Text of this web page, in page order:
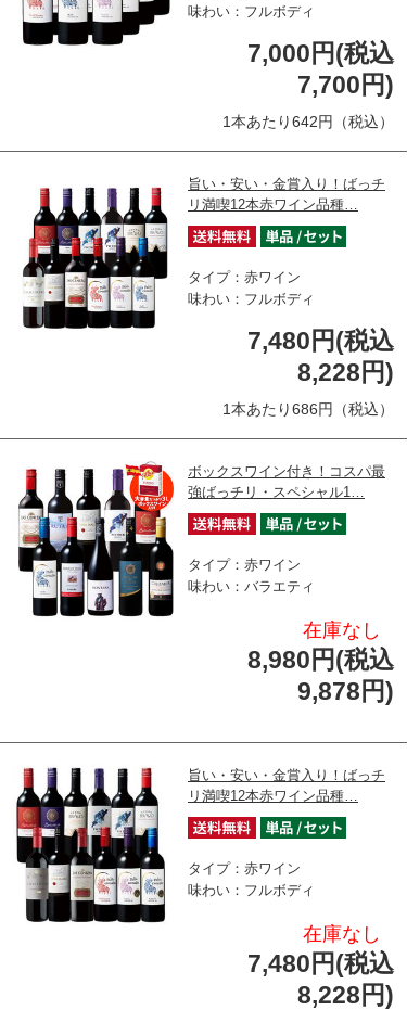
味わい：フルボディ
7,000円(税込
7,700円)
1本あたり642円（税込）
旨い・安い・金賞入り！ばっチ
リ満喫12本赤ワイン品種…
タイプ：赤ワイン
味わい：フルボディ
7,480円(税込
8,228円)
1本あたり686円（税込）
ボックスワイン付き！コスパ最
強ばっチリ・スペシャル1…
タイプ：赤ワイン
味わい：バラエティ
在庫なし
8,980円(税込
9,878円)
旨い・安い・金賞入り！ばっチ
リ満喫12本赤ワイン品種…
タイプ：赤ワイン
味わい：フルボディ
在庫なし
7,480円(税込
8,228円)